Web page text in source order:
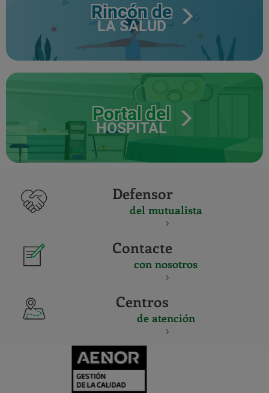
Rincón de
LA SALUD
Portal del
HOSPITAL
Defensor
del mutualista
Contacte
con nosotros
Centros
de atención